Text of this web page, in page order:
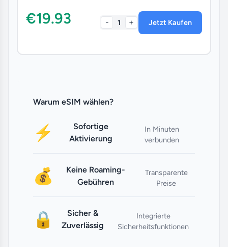
€19.93 - 1 + Jetzt Kaufen
Warum eSIM wählen?
⚡
Sofortige
Aktivierung
In Minuten
verbunden
💰
Keine Roaming-
Gebühren
Transparente
Preise
🔒
Sicher &
Zuverlässig
Integrierte
Sicherheitsfunktionen